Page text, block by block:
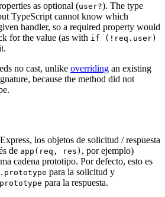
as optional (user?). The type
TypeScript cannot know which
handler, so a required property would
for the value (as with if (!req.user)
no cast, unlike overriding an existing
because the method did not
los objetos de solicitud / respuesta
de app(req, res) , por ejemplo)
cadena prototipo. Por defecto, esto es
para la solicitud y
para la respuesta.